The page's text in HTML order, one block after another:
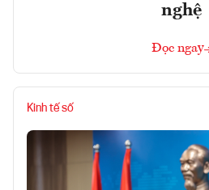
nghệ
Đọc ngay
Kinh tế số